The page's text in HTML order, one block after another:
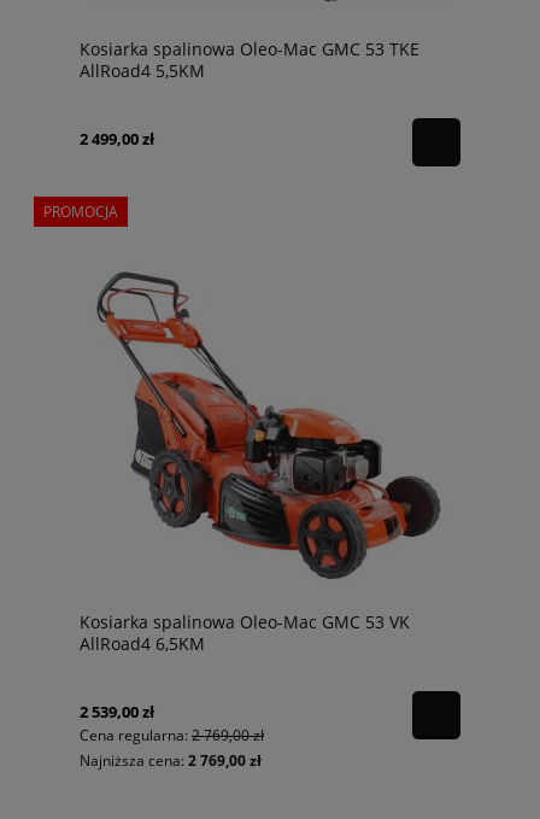
Kosiarka spalinowa Oleo-Mac GMC 53 TKE
AllRoad4 5,5KM
2 499,00 zł
Kosiarka spalinowa Oleo-Mac GMC 53 VK
AllRoad4 6,5KM
2 539,00 zł
Cena regularna: 2 769,00 zł
Najniższa cena: 2 769,00 zł
PROMOCJA